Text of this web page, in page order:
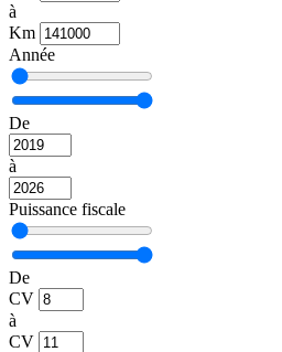
à
Km
Année
De
à
Puissance fiscale
De
CV
à
CV